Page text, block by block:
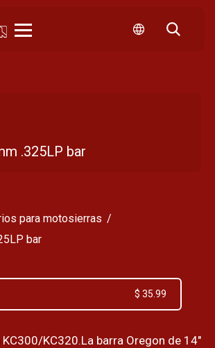
.325LP bar
para motosierras
bar
$ 35.99
KC320.La barra Oregon de 14"